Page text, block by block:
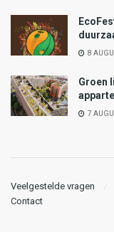
8
Groen
7
Veelgestelde vragen
Contact